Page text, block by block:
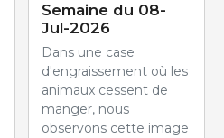
Semaine du 08-
Jul-2026
Dans une case
d'engraissement où les
animaux cessent de
manger, nous
observons cette image